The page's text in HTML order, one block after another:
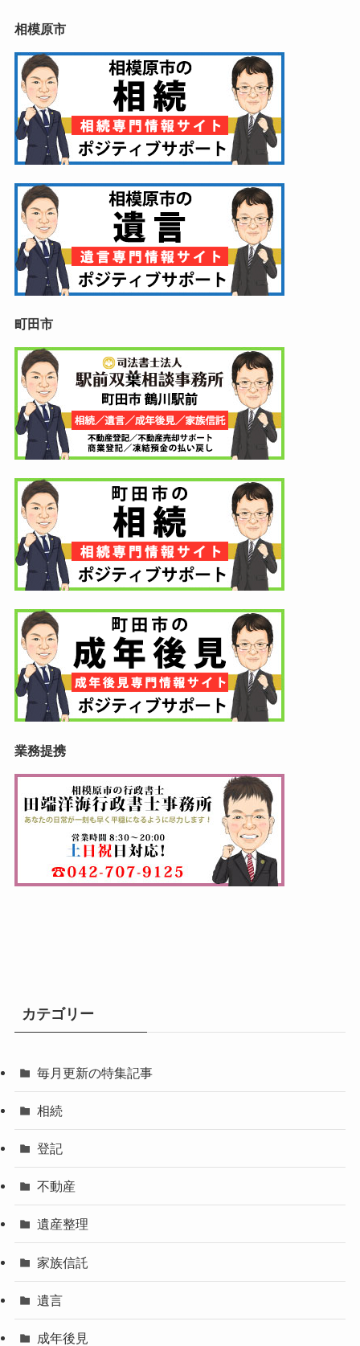
相模原市
町田市
業務提携
カテゴリー
毎月更新の特集記事
相続
登記
不動産
遺産整理
家族信託
遺言
成年後見